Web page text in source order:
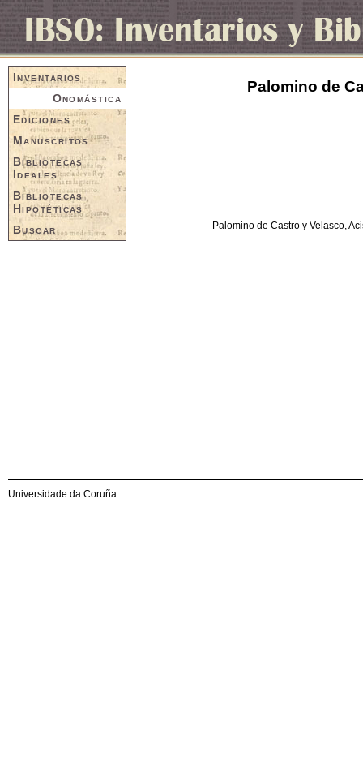
Inventarios
Onomástica
Ediciones
Manuscritos
Bibliotecas
Ideales
Bibliotecas
Hipotéticas
Buscar
Palomino de
Palomino de Castro y Velasco,
Universidade da Coruña